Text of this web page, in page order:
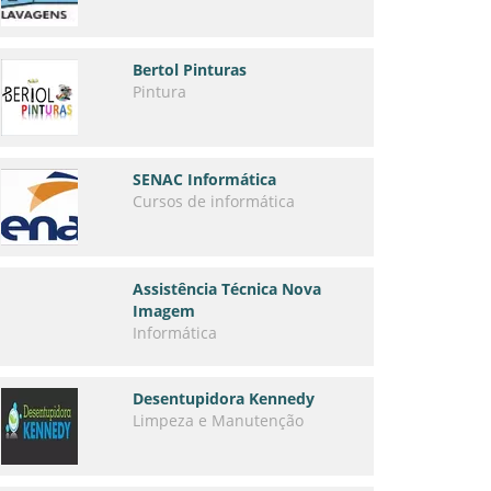
Bertol Pinturas
Pintura
SENAC Informática
Cursos de informática
Assistência Técnica Nova
Imagem
Informática
Desentupidora Kennedy
Limpeza e Manutenção